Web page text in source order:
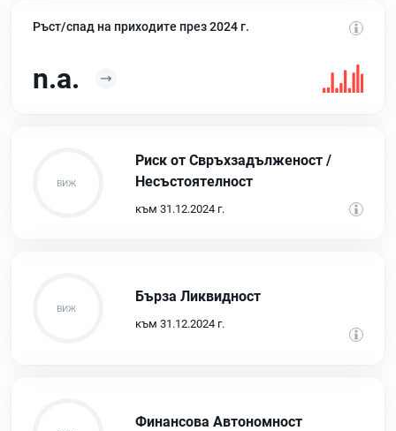
Ръст/спад на приходите през 2024 г.
n.a.
Риск от Свръхзадълженост /
Несъстоятелност
към 31.12.2024 г.
Бърза Ликвидност
към 31.12.2024 г.
Финансова Автономност